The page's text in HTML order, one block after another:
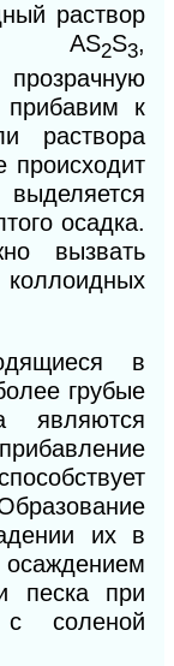
раствор
AS2S3,
к
раствора
происходит
осадка.
вызвать
в
грубые
являются
их в
песка при
соленой